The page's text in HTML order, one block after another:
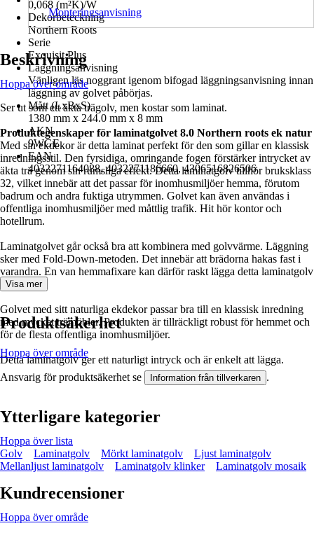
0,068 (m²K)/W
Dekorbeteckning
Northern Roots
Serie
Exquisit Plus
Läggningsanvisning
Vänligen läs noggrant igenom bifogad läggningsanvisning innan
läggning av golvet påbörjas.
Mått (LxBxS)
1380 mm x 244.0 mm x 8 mm
AKN
9WGE
EAN
4032271164088, 4032271186660, 4306516826506
Monteringsanvisning
Beskrivning
Hoppa över område
Ser ut som ett äkta trägolv, men kostar som laminat.
Produktegenskaper för laminatgolvet 8.0 Northern roots ek natur
Med sin ekdekor är detta laminat perfekt för den som gillar en klassisk
inredningsstil. Den fyrsidiga, omringande fogen förstärker intrycket av
äkta trä genom sin rumsliga effekt. Detta laminatgolv tillhör bruksklass
32, vilket innebär att det passar för inomhusmiljöer hemma, förutom
badrum och andra fuktiga utrymmen. Golvet kan även användas i
offentliga inomhusmiljöer med måttlig trafik. Hit hör kontor och
hotellrum.
Laminatgolvet går också bra att kombinera med golvvärme. Läggning
sker med Fold-Down-metoden. Det innebär att brädorna hakas fast i
varandra. En van hemmafixare kan därför raskt lägga detta laminatgolv
själv.
Golvet med sitt naturliga ekdekor passar bra till en klassisk inredning
med mycket trämöbler. Produkten är tillräckligt robust för hemmet och
för de flesta offentliga inomhusmiljöer.
Detta laminatgolv ger ett naturligt intryck och är enkelt att lägga.
Visa mer
Produktsäkerhet
Hoppa över område
Ansvarig för produktsäkerhet se Information från tillverkaren .
Ytterligare kategorier
Hoppa över lista
Golv
Laminatgolv Mörkt laminatgolv
Ljust laminatgolv
Mellanljust laminatgolv
Laminatgolv klinker Laminatgolv mosaik
Kundrecensioner
Hoppa över område